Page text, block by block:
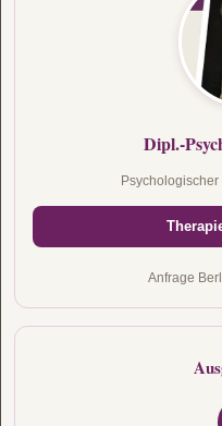
Dipl.-
Anfrage